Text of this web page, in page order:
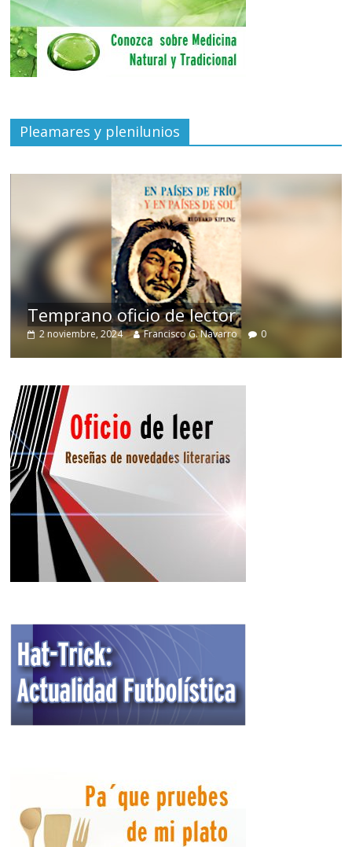
Pleamares y plenilunios
Temprano oficio de lector
2 noviembre, 2024 Francisco G. Navarro 0